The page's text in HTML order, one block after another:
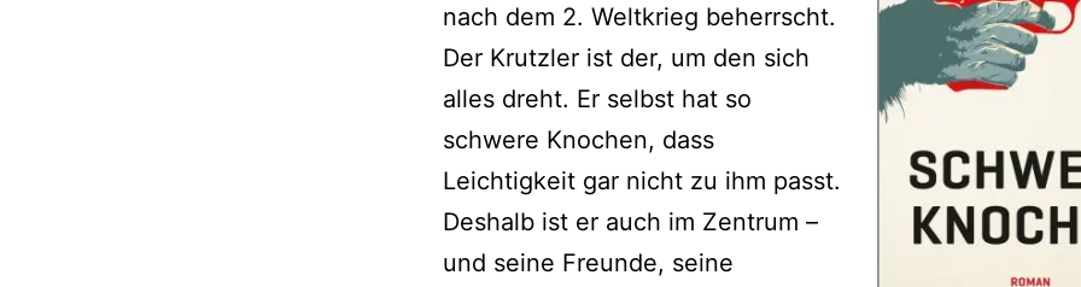
nach dem 2. Weltkrieg beherrscht.
Der Krutzler ist der, um den sich
alles dreht. Er selbst hat so
schwere Knochen, dass
Leichtigkeit gar nicht zu ihm passt.
Deshalb ist er auch im Zentrum –
und seine Freunde, seine